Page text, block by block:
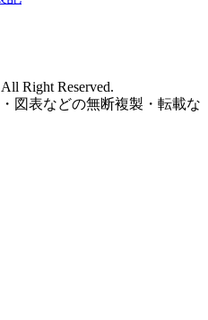
Right Reserved.
図表などの無断複製・転載な